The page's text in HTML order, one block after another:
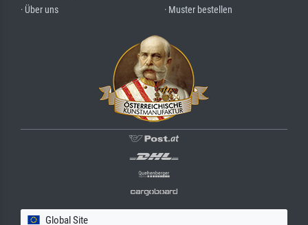
· Über uns
· Muster bestellen
Global Site